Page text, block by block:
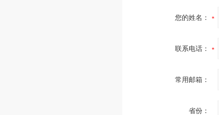
您的姓名：
联系电话：
常用邮箱：
省份：